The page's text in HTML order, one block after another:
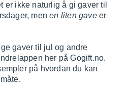
er ikke naturlig å gi gaver til
menen liten gaveer
gaver til jul og andre
her på Gogift.no.
på hvordan du kan